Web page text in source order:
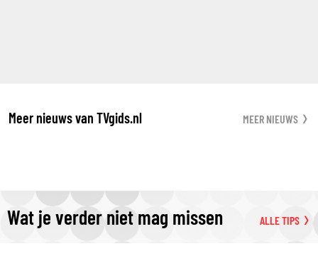
Meer nieuws van TVgids.nl MEER NIEUWS
Wat je verder niet mag missen ALLE TIPS